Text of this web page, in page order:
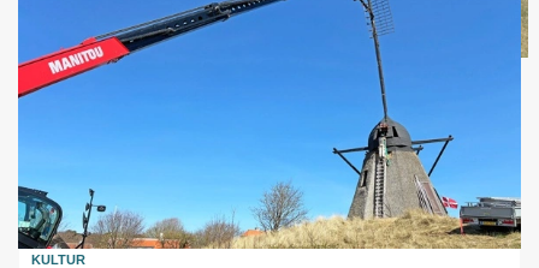
KULTUR